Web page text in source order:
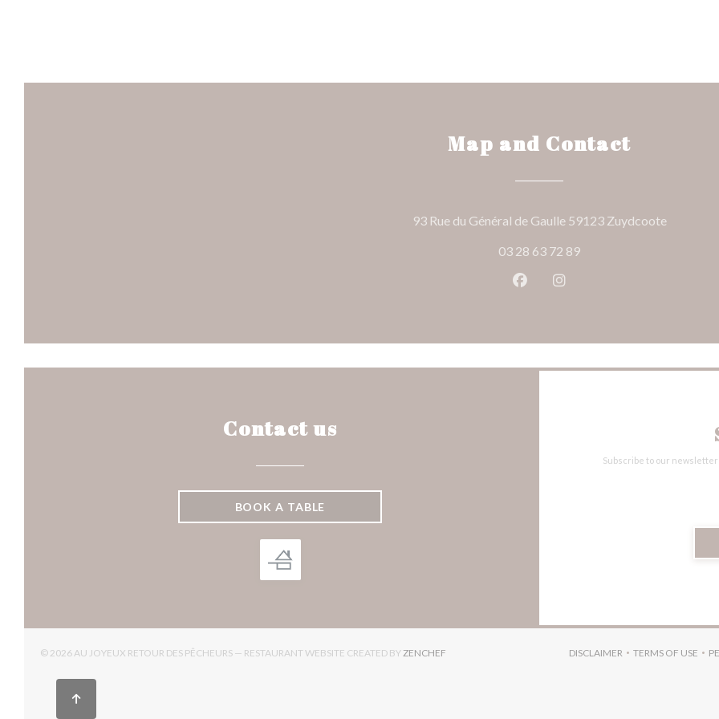
Map and Contact
93 Rue du Général de Gaulle 59123 Zuydcoote((opens
03 28 63 72 89
Facebook ((opens in a new
Instagram ((opens in a
Contact us
BOOK A TABLE
Subscribe to our
© 2026 AU JOYEUX RETOUR DES PÊCHEURS — RESTAURANT WEBSITE CREATED BYZENCHEF ((OPENS IN A NEW WINDOW))DISCLAIMER
((OPENS IN A NEW
TERMS OF USE
((OPENS